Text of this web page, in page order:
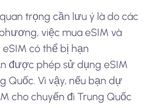
trọng cần lưu ý là do các
việc mua eSIM và
có thể bị hạn
được phép sử dụng eSIM
Quốc. Vì vậy, nếu bạn dự
cho chuyến đi Trung Quốc